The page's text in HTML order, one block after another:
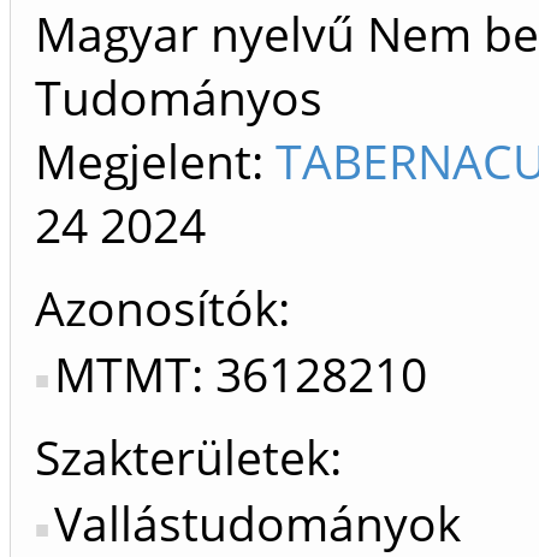
Magyar nyelvű Nem
Tudományos
Megjelent:
24 2024
Azonosítók
MTMT: 36128210
Szakterületek:
Vallástudományok